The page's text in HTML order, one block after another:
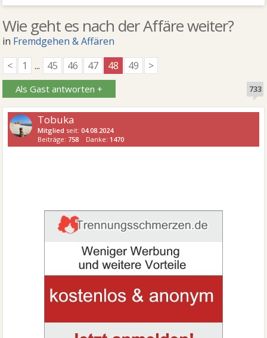
Wie geht es nach der Affäre weiter?
in Fremdgehen & Affären
<
1 ... 45 46 47 48 49 >
Als Gast antworten + 733
Tobuka
Mitglied seit:04.08.2024
Beiträge: 758 Danke: 1470